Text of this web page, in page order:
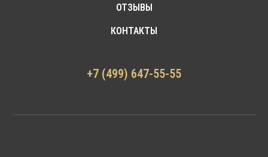
ОТЗЫВЫ
КОНТАКТЫ
+7 (499) 647-55-55